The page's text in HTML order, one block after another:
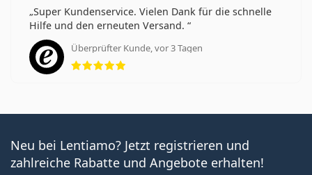
Super Kundenservice. Vielen Dank für die schnelle
Hilfe und den erneuten Versand.
Überprüfter Kunde, vor 3 Tagen
Bewertung 5 aus 5
Neu bei Lentiamo? Jetzt registrieren und
zahlreiche Rabatte und Angebote erhalten!